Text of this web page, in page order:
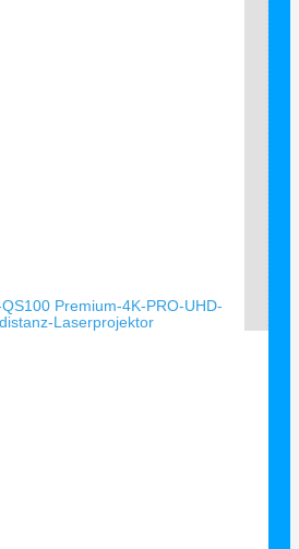
Premium-4K-PRO-UHD-
Laserprojektor